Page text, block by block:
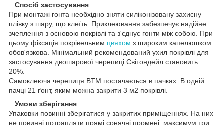
Спосіб застосування
При монтажі гонта необхідно зняти силіконізовану захисну
плівку з шару, що клеїть. Приклеювання забезпечує надійне
зчеплення з основою покрівлі та з'єднує гонти між собою. При
цьому фіксація покрівельним цвяхом з широким капелюшком
обов'язкова. Мінімальний рекомендований ухил покрівлі для
застосування двошарової черепиці Світондейл становить
20%.
Самоклеюча черепиця BTM постачається в пачках. В одній
пачці 21 ґонт, яким можна закрити 3 м2 покрівлі.
Умови зберігання
Упаковки повинні зберігатися у закритих приміщеннях. На них
не повинні потрапляти прямі сонячні промені, максимум три